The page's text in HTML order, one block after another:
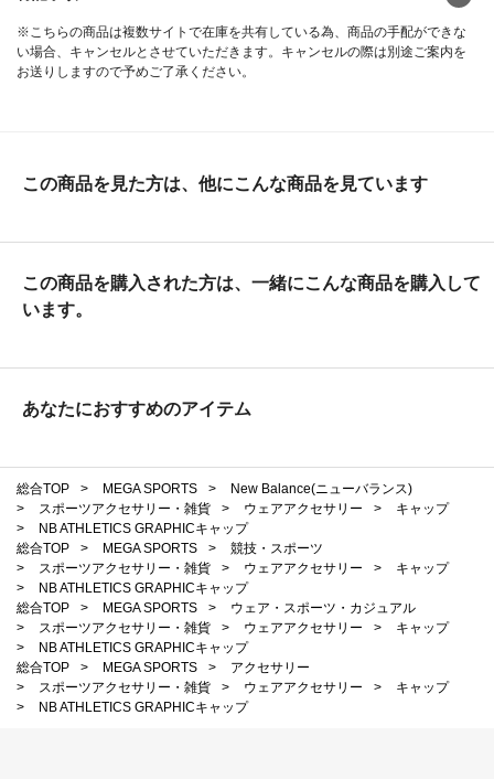
※こちらの商品は複数サイトで在庫を共有している為、商品の手配ができな
い場合、キャンセルとさせていただきます。キャンセルの際は別途ご案内を
お送りしますので予めご了承ください。
この商品を見た方は、他にこんな商品を見ています
この商品を購入された方は、一緒にこんな商品を購入して
います。
あなたにおすすめのアイテム
総合TOP > MEGA SPORTS >
New Balance(ニューバランス)
>
スポーツアクセサリー・雑貨 > ウェアアクセサリー >
キャップ
>
NB ATHLETICS GRAPHICキャップ
総合TOP
> MEGA SPORTS >
競技・スポーツ
>
スポーツアクセサリー・雑貨 > ウェアアクセサリー >
キャップ
>
NB ATHLETICS GRAPHICキャップ
総合TOP
> MEGA SPORTS >
ウェア・スポーツ・カジュアル
>
スポーツアクセサリー・雑貨 > ウェアアクセサリー >
キャップ
>
NB ATHLETICS GRAPHICキャップ
総合TOP
> MEGA SPORTS >
アクセサリー
>
スポーツアクセサリー・雑貨 > ウェアアクセサリー >
キャップ
>
NB ATHLETICS GRAPHICキャップ